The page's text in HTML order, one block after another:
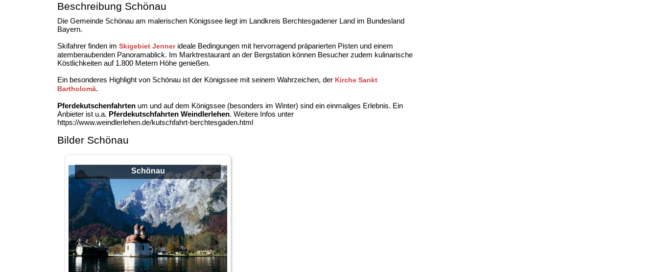
Beschreibung Schönau
Die Gemeinde Schönau am malerischen Königssee liegt im Landkreis Berchtesgadener Land im Bundesland
Bayern.
Skifahrer finden im Skigebiet Jennerideale Bedingungen mit hervorragend präparierten Pisten und einem
atemberaubenden Panoramablick. Im Marktrestaurant an der Bergstation können Besucher zudem kulinarische
Köstlichkeiten auf 1.800 Metern Höhe genießen.
Ein besonderes Highlight von Schönau ist der Königssee mit seinem Wahrzeichen, der Kirche Sankt
Bartholomä.
Pferdekutschenfahrten um und auf dem Königssee (besonders im Winter) sind ein einmaliges Erlebnis. Ein
Anbieter ist u.a. Pferdekutschfahrten Weindlerlehen. Weitere Infos unter
https://www.weindlerlehen.de/kutschfahrt-berchtesgaden.html
Bilder Schönau
Schönau